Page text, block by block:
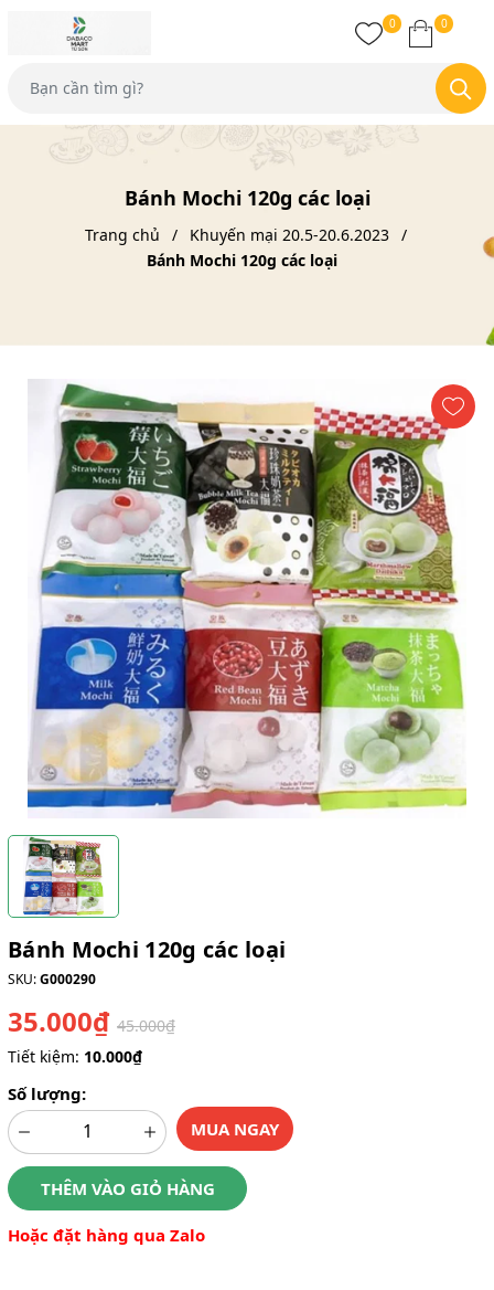
0 0
Bánh Mochi 120g các loại
Trang chủ
Khuyến mại 20.5-20.6.2023
Bánh Mochi 120g các loại
Bánh Mochi 120g các loại
SKU:G000290
35.000₫ 45.000₫
Tiết kiệm: 10.000₫
Số lượng:
MUA NGAY
THÊM VÀO GIỎ HÀNG
Hoặc đặt hàng qua Zalo